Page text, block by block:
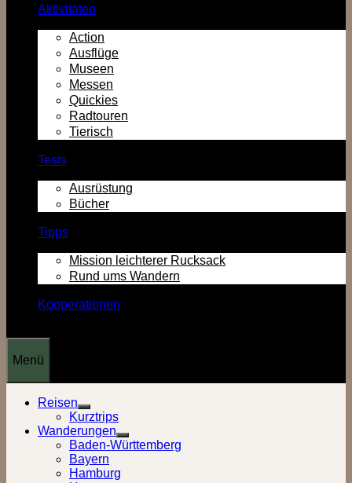
Aktivitäten
Action
Ausflüge
Museen
Messen
Quickies
Radtouren
Tierisch
Tests
Ausrüstung
Bücher
Tipps
Mission leichterer Rucksack
Rund ums Wandern
Kooperationen
Menü
Reisen
Show
sub
menu
Kurztrips
Wanderungen
Show
sub
Baden-Württemberg
Bayern
Hamburg